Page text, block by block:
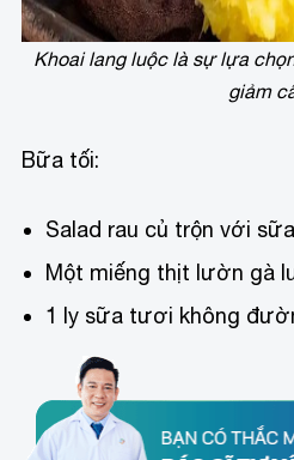
Khoai lang luộc là sự lựa
giảm
Bữa tối:
Salad rau củ trộn với
Một miếng thịt lườn gà
1 ly sữa tươi không